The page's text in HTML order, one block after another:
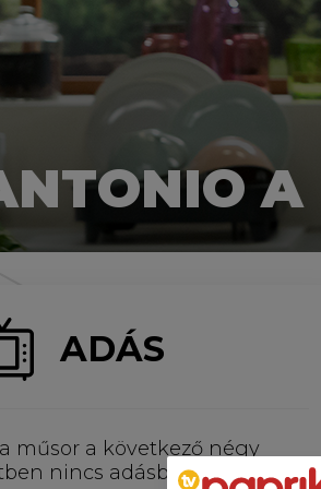
A
ADÁS
műsor a következő négy
nincs adásban.